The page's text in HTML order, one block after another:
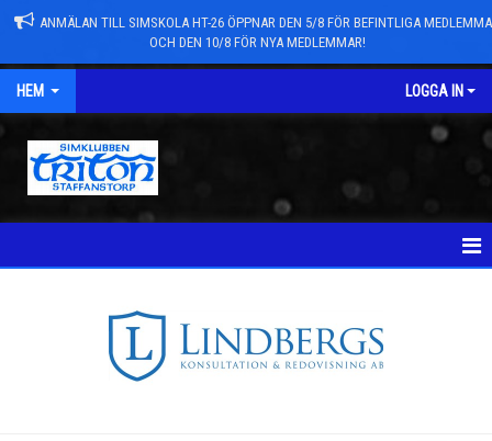
ANMÄLAN TILL SIMSKOLA HT-26 ÖPPNAR DEN 5/8 FÖR BEFINTLIGA
OCH DEN 10/8 FÖR NYA MEDLEMMAR!
HEM LOGGA IN